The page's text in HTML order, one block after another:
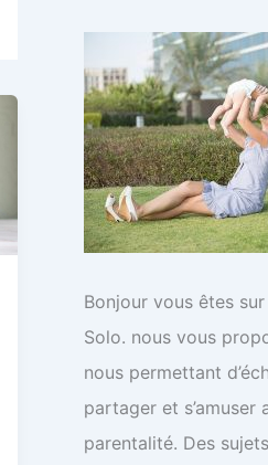
c
e
r
:
Bonjour vous êtes
Solo. nous vous
nous permettant
partager et s’amuser
parentalité. Des